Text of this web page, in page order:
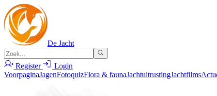
De Jacht
Register
Login
VoorpaginaJagenFotoquizFlora & faunaJachtuitrustingJachtfilms